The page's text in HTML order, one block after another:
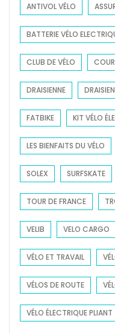
r
:
ANTIVOL VÉLO
BATTERIE VÉLO
CLUB DE VÉLO
DRAISIENNE
FATBIKE KIT VÉLO
LES BIENFAITS DU VÉLO
SOLEX SURFSKATE
TOUR DE FRANCE
VELIB VELO CARGO
VÉLO ET TRAVAIL
VÉLOS DE ROUTE
VÉLO ÉLECTRIQUE PLIANT